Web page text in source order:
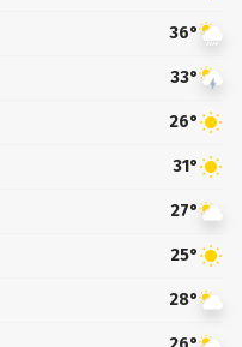
36°
33°
26°
31°
27°
25°
28°